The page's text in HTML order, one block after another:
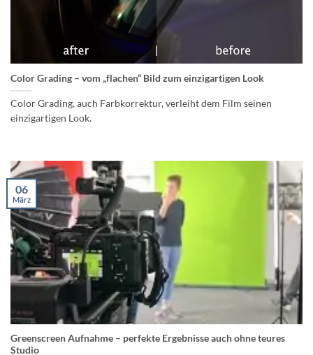
Color Grading – vom „flachen“ Bild zum einzigartigen Look
Color Grading, auch Farbkorrektur, verleiht dem Film seinen
einzigartigen Look.
Greenscreen Aufnahme – perfekte Ergebnisse auch ohne teures
Studio
06
März